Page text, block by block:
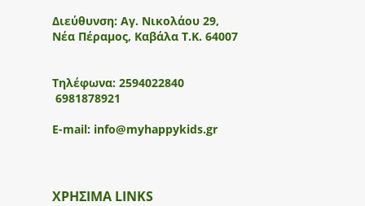
Διεύθυνση: Αγ. Νικολάου 29,
Νέα Πέραμος, Καβάλα Τ.Κ. 64007
Τηλέφωνα: 2594022840
6981878921
E-mail: info@myhappykids.gr
ΧΡΗΣΙΜΑ LINKS